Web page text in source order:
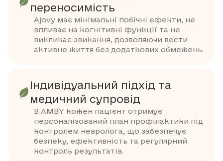
переносимість
Ajovy має мінімальні побічні ефекти, не
впливає на когнітивні функції та не
викликає звикання, дозволяючи вести
активне життя без додаткових обмежень.
Індивідуальний підхід та
медичний супровід
В AMBY кожен пацієнт отримує
персоналізований план профілактики під
контролем невролога, що забезпечує
безпеку, ефективність та регулярний
контроль результатів.